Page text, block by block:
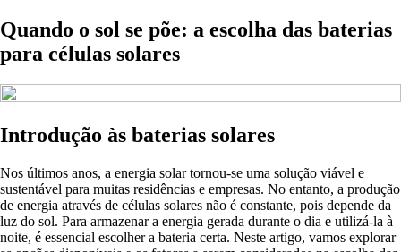
Quando o sol se põe: a escolha das baterias
para células solares
Introdução às baterias solares
Nos últimos anos, a energia solar tornou-se uma solução viável e
sustentável para muitas residências e empresas. No entanto, a produção
de energia através de células solares não é constante, pois depende da
luz do sol. Para armazenar a energia gerada durante o dia e utilizá-la à
noite, é essencial escolher a bateria certa. Neste artigo, vamos explorar